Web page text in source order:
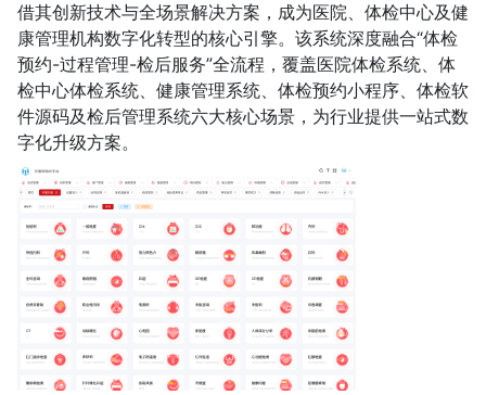
借其创新技术与全场景解决方案，成为医院、体检中心及健
康管理机构数字化转型的核心引擎。该系统深度融合“体检
预约-过程管理-检后服务”全流程，覆盖医院体检系统、体
检中心体检系统、健康管理系统、体检预约小程序、体检软
件源码及检后管理系统六大核心场景，为行业提供一站式数
字化升级方案。